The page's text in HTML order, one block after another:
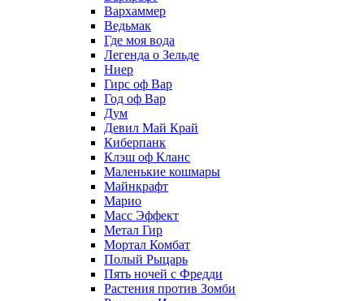
Вархаммер
Ведьмак
Где моя вода
Легенда о Зельде
Ниер
Гирс оф Вар
Год оф Вар
Дум
Девил Май Край
Киберпанк
Клэш оф Кланс
Маленькие кошмары
Майнкрафт
Марио
Масс Эффект
Метал Гир
Мортал Комбат
Полый Рыцарь
Пять ночей с Фредди
Растения против Зомби